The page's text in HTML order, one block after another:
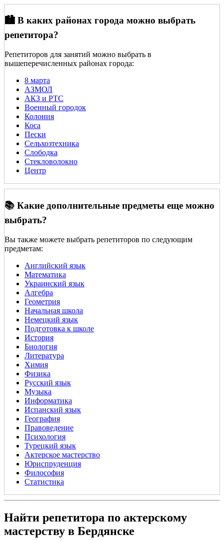
🏙️ В каких районах города можно выбрать
репетитора?
Репетиторов для занятий можно выбрать в
вышеперечисленных районах города:
8 марта
АЗМОЛ
АКЗ и РТС
Военный городок
Колония
Коса
Пески
Сельхозтехника
Слободка
Стекловолокно
Центр
📚 Какие дополнительные предметы еще можно
выбрать?
Вы также можете выбрать репетиторов по следующим
предметам:
Английский язык
Математика
Украинский язык
Алгебра
Геометрия
Начальная школа
Немецкий язык
Подготовка к школе
История
Биология
Литература
Химия
Физика
Русский язык
Музыка
Информатика
Испанский язык
География
Правоведение
Психология
Турецкий язык
Актерское мастерство
Юриспруденция
Философия
Статистика
Найти репетитора по актерскому
мастерству в Бердянске